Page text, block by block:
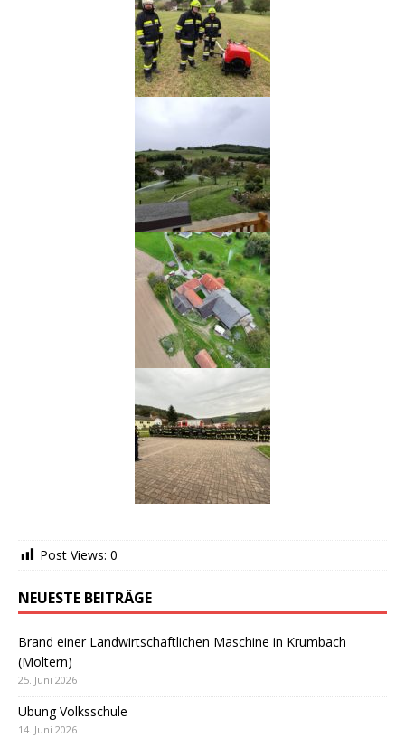
Post Views: 0
NEUESTE BEITRÄGE
Brand einer Landwirtschaftlichen Maschine in Krumbach
(Möltern)
25. Juni 2026
Übung Volksschule
14. Juni 2026